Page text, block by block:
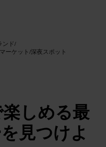
ンド/
ーケット/深夜スポット
しめる最
見つけよ